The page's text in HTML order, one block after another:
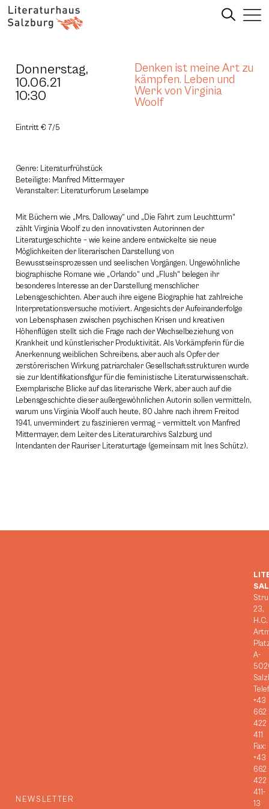
Donnerstag,
10.06.21
10:30
Denken ist meine Art zu
kämpfen. Leben und
Werk von Virginia
Woolf
Eintritt € 7/5
Genre: Literaturfrühstück
Beteiligte: Manfred Mittermayer
Veranstalter: Literaturforum Leselampe
Mit Büchern wie „Mrs. Dalloway“ und „Die Fahrt zum Leuchtturm“
zählt Virginia Woolf zu den innovativsten Autorinnen der
Literaturgeschichte – wie keine andere entwickelte sie neue
Möglichkeiten der literarischen Darstellung von
Bewusstseinsprozessen und seelischen Vorgängen. Ungewöhnliche
biographische Romane wie „Orlando“ und „Flush“ belegen ihr
besonderes Interesse an der Darstellung menschlicher
Lebensgeschichten. Aber auch ihre eigene Biographie hat zahlreiche
Interpretationsversuche motiviert. Angesichts der Aufeinanderfolge
von Lebensphasen zwischen psychischen Krisen und kreativen
Höhenflügen stellt sich die Frage nach der Wechselbeziehung von
Krankheit und künstlerischer Produktivität. Als Vorkämpferin für die
Anerkennung weiblichen Schreibens, aber auch als Opfer der
zerstörerischen Wirkung patriarchaler Gesellschaftsstrukturen wurde
sie zur Identifikationsfigur für die feministische Literaturwissenschaft.
Exemplarische Blicke auf das literarische Werk, aber auch auf die
Lebensgeschichte dieser außergewöhnlichen Autorin sollen vermitteln,
warum uns Virginia Woolf auch heute, 80 Jahre nach ihrem Freitod
1941, unvermindert zu faszinieren vermag – vermittelt von Manfred
Mittermayer, dem Leiter des Literaturarchivs Salzburg und
Intendanten der Rauriser Literaturtage (gemeinsam mit Ines Schütz).
NEWSLETTER
23,
H.C.
A-
+43
662
422
411
Fax:
+43
662
422
411-
13